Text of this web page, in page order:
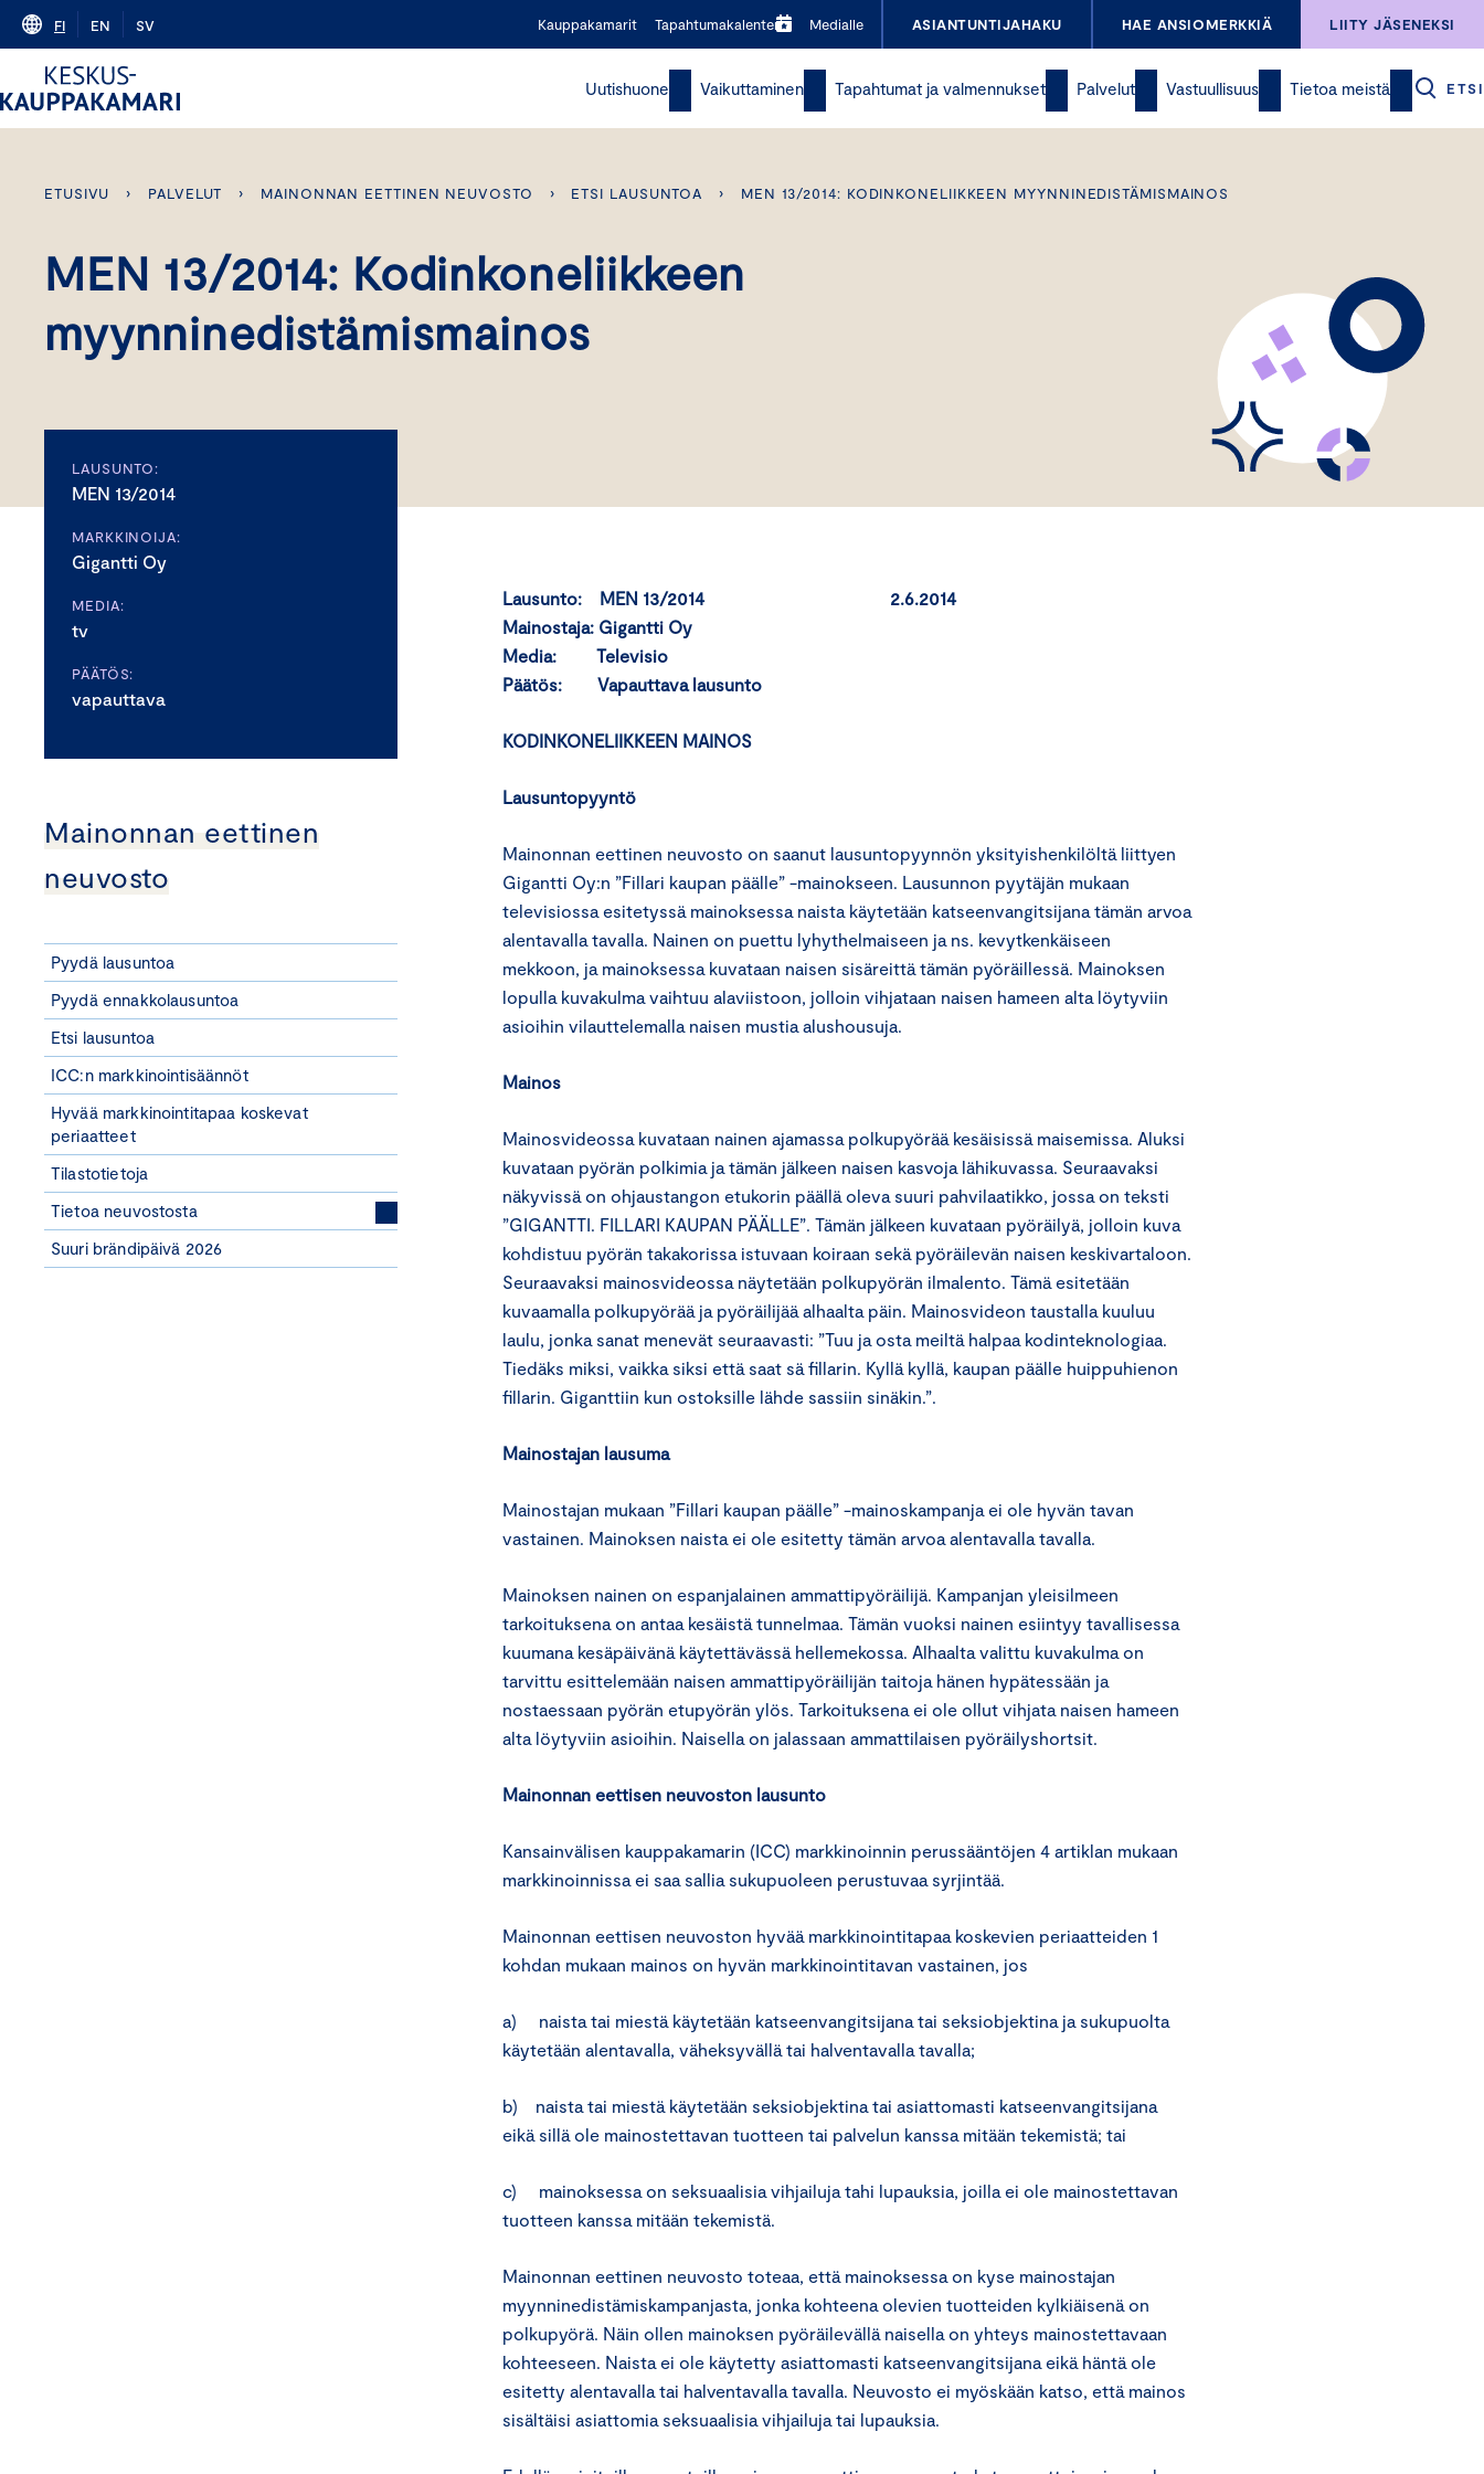
Skip
content
FI EN SV Kauppakamarit Tapahtumakalenteri Medialle ASIANTUNTIJAHAKU HAE ANSIOMERKKIÄ LIITY JÄSENEKSI
Uutishuone Vaikuttaminen Tapahtumat ja valmennukset Palvelut Vastuullisuus Tietoa meistä ETSI
ETUSIVU › PALVELUT › MAINONNAN EETTINEN NEUVOSTO › ETSI LAUSUNTOA › MEN 13/2014: KODINKONELIIKKEEN MYYNNINEDISTÄMISMAINOS
MEN 13/2014: Kodinkoneliikkeen
myynninedistämismainos
LAUSUNTO:
MEN 13/2014
MARKKINOIJA:
Gigantti Oy
MEDIA:
tv
PÄÄTÖS:
vapauttava
Mainonnan eettinen
neuvosto
Pyydä lausuntoa
Pyydä ennakkolausuntoa
Etsi lausuntoa
ICC:n markkinointisäännöt
Hyvää markkinointitapaa koskevat
periaatteet
Tilastotietoja
Tietoa neuvostosta
Suuri brändipäivä 2026
Lausunto: MEN 13/2014 2.6.2014
Mainostaja: Gigantti Oy
Media: Televisio
Päätös: Vapauttava lausunto
KODINKONELIIKKEEN MAINOS
Lausuntopyyntö
Mainonnan eettinen neuvosto on saanut lausuntopyynnön yksityishenkilöltä liittyen
Gigantti Oy:n ”Fillari kaupan päälle” -mainokseen. Lausunnon pyytäjän mukaan
televisiossa esitetyssä mainoksessa naista käytetään katseenvangitsijana tämän arvoa
alentavalla tavalla. Nainen on puettu lyhythelmaiseen ja ns. kevytkenkäiseen
mekkoon, ja mainoksessa kuvataan naisen sisäreittä tämän pyöräillessä. Mainoksen
lopulla kuvakulma vaihtuu alaviistoon, jolloin vihjataan naisen hameen alta löytyviin
asioihin vilauttelemalla naisen mustia alushousuja.
Mainos
Mainosvideossa kuvataan nainen ajamassa polkupyörää kesäisissä maisemissa. Aluksi
kuvataan pyörän polkimia ja tämän jälkeen naisen kasvoja lähikuvassa. Seuraavaksi
näkyvissä on ohjaustangon etukorin päällä oleva suuri pahvilaatikko, jossa on teksti
”GIGANTTI. FILLARI KAUPAN PÄÄLLE”. Tämän jälkeen kuvataan pyöräilyä, jolloin kuva
kohdistuu pyörän takakorissa istuvaan koiraan sekä pyöräilevän naisen keskivartaloon.
Seuraavaksi mainosvideossa näytetään polkupyörän ilmalento. Tämä esitetään
kuvaamalla polkupyörää ja pyöräilijää alhaalta päin. Mainosvideon taustalla kuuluu
laulu, jonka sanat menevät seuraavasti: ”Tuu ja osta meiltä halpaa kodinteknologiaa.
Tiedäks miksi, vaikka siksi että saat sä fillarin. Kyllä kyllä, kaupan päälle huippuhienon
fillarin. Giganttiin kun ostoksille lähde sassiin sinäkin.”.
Mainostajan lausuma
Mainostajan mukaan ”Fillari kaupan päälle” -mainoskampanja ei ole hyvän tavan
vastainen. Mainoksen naista ei ole esitetty tämän arvoa alentavalla tavalla.
Mainoksen nainen on espanjalainen ammattipyöräilijä. Kampanjan yleisilmeen
tarkoituksena on antaa kesäistä tunnelmaa. Tämän vuoksi nainen esiintyy tavallisessa
kuumana kesäpäivänä käytettävässä hellemekossa. Alhaalta valittu kuvakulma on
tarvittu esittelemään naisen ammattipyöräilijän taitoja hänen hypätessään ja
nostaessaan pyörän etupyörän ylös. Tarkoituksena ei ole ollut vihjata naisen hameen
alta löytyviin asioihin. Naisella on jalassaan ammattilaisen pyöräilyshortsit.
Mainonnan eettisen neuvoston lausunto
Kansainvälisen kauppakamarin (ICC) markkinoinnin perussääntöjen 4 artiklan mukaan
markkinoinnissa ei saa sallia sukupuoleen perustuvaa syrjintää.
Mainonnan eettisen neuvoston hyvää markkinointitapaa koskevien periaatteiden 1
kohdan mukaan mainos on hyvän markkinointitavan vastainen, jos
a) naista tai miestä käytetään katseenvangitsijana tai seksiobjektina ja sukupuolta
käytetään alentavalla, väheksyvällä tai halventavalla tavalla;
b) naista tai miestä käytetään seksiobjektina tai asiattomasti katseenvangitsijana
eikä sillä ole mainostettavan tuotteen tai palvelun kanssa mitään tekemistä; tai
c) mainoksessa on seksuaalisia vihjailuja tahi lupauksia, joilla ei ole mainostettavan
tuotteen kanssa mitään tekemistä.
Mainonnan eettinen neuvosto toteaa, että mainoksessa on kyse mainostajan
myynninedistämiskampanjasta, jonka kohteena olevien tuotteiden kylkiäisenä on
polkupyörä. Näin ollen mainoksen pyöräilevällä naisella on yhteys mainostettavaan
kohteeseen. Naista ei ole käytetty asiattomasti katseenvangitsijana eikä häntä ole
esitetty alentavalla tai halventavalla tavalla. Neuvosto ei myöskään katso, että mainos
sisältäisi asiattomia seksuaalisia vihjailuja tai lupauksia.